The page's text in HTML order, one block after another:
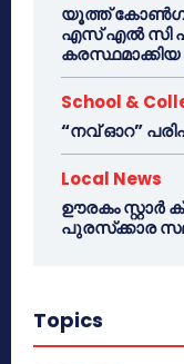
യൂത്ത്
എസ് എൽ സി
കരസ്ഥമാക്കിയ
School &
“നവ് ഓറ”
Local News
ഊരകം സ്റ്റാർ
പുരസ്‌ക്കാര
Topics